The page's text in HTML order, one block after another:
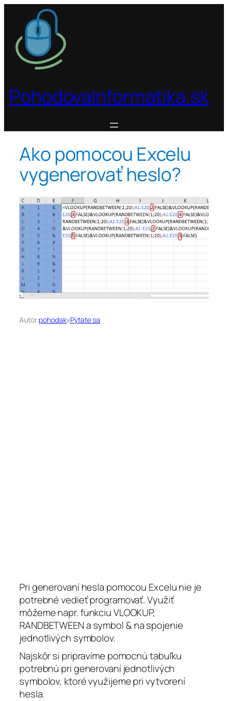
obsah
PohodovaInformatika.sk
Ako pomocou Excelu
vygenerovať heslo?
Autor:pohodakvPýtate sa
Pri generovaní hesla pomocou Excelu nie je
potrebné vedieť programovať. Využiť
môžeme napr. funkciu VLOOKUP,
RANDBETWEEN a symbol & na spojenie
jednotlivých symbolov.
Najskôr si pripravíme pomocnú tabuľku
potrebnú pri generovaní jednotlivých
symbolov, ktoré využijeme pri vytvorení
hesla.